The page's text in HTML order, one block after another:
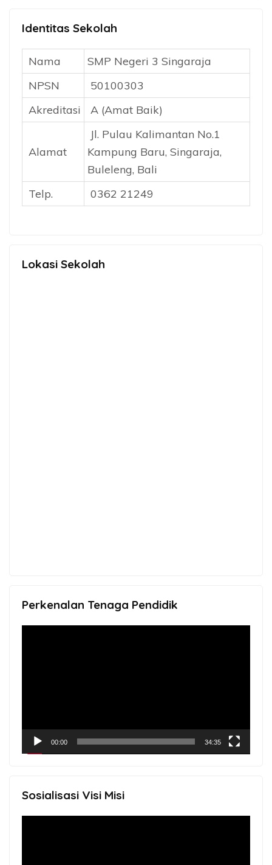
Identitas Sekolah
Nama
SMP Negeri 3 Singaraja
NPSN
50100303
Akreditasi
A (Amat Baik)
Alamat
Jl. Pulau Kalimantan No.1
Kampung Baru, Singaraja,
Buleleng, Bali
Telp.
0362 21249
Lokasi Sekolah
Perkenalan Tenaga Pendidik
00:00 34:35
Sosialisasi Visi Misi